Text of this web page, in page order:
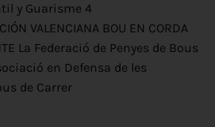
y Guarisme 4
VALENCIANA BOU EN CORDA
La Federació de Penyes de Bous
en Defensa de les
de Carrer